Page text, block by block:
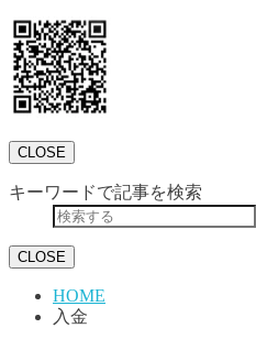
CLOSE
キーワードで記事を検索
CLOSE
HOME
入金